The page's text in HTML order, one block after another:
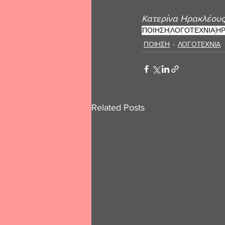
Κατερίνα
ΠΟΙΗΣΗΛΟΓΟΤΕΧΝΙΑ
ΠΟΙΗΣΗ ΛΟΓΟΤΕΧΝΙΑ
Related Posts